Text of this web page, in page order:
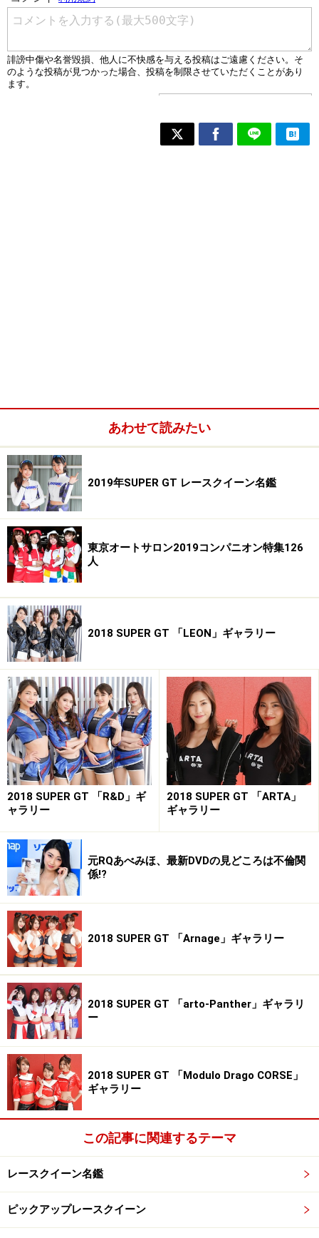
あわせて読みたい
2019年SUPER GT レースクイーン名鑑
東京オートサロン2019コンパニオン特集126
人
2018 SUPER GT 「LEON」ギャラリー
2018 SUPER GT 「R&D」ギ
ャラリー
2018 SUPER GT 「ARTA」
ギャラリー
元RQあべみほ、最新DVDの見どころは不倫関
係!?
2018 SUPER GT 「Arnage」ギャラリー
2018 SUPER GT 「arto-Panther」ギャラリ
ー
2018 SUPER GT 「Modulo Drago CORSE」
ギャラリー
この記事に関連するテーマ
レースクイーン名鑑
ピックアップレースクイーン